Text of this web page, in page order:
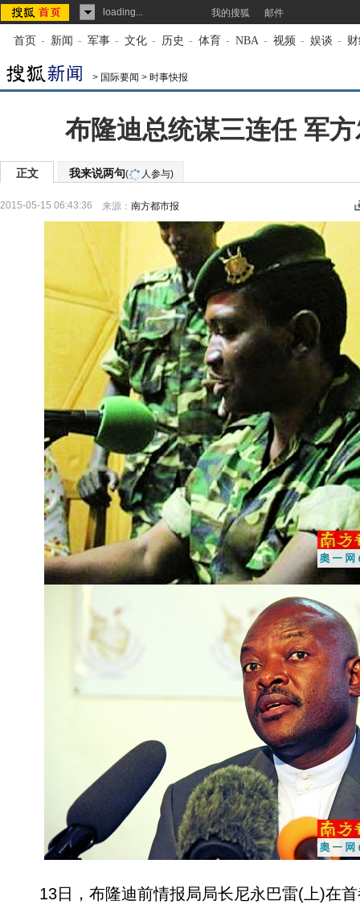
loading... 我的搜狐 邮件
首页 - 新闻 - 军事 - 文化 - 历史 - 体育 - NBA - 视频 - 娱谈 -
> 国际要闻 > 时事快报
布隆迪总统谋三连任 军
正文 我来说两句( 人参与)
2015-05-15 06:43:36 来源： 南方都市报
13日，布隆迪前情报局局长尼永巴雷(上)在